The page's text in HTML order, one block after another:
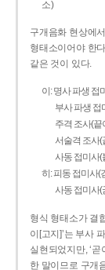
소)
구개음화 현상에
형태소이어야 한
같은 것이 있다.
이: 명사 파생 접
부사 파생 접
주격 조사(끝
서술격 조사(
사동 접미사(
히: 피동 접미사(
사동 접미사(
형식 형태소가 결
이[고지]’는 부사
실현되었지만, ‘
한 말이므로 구개